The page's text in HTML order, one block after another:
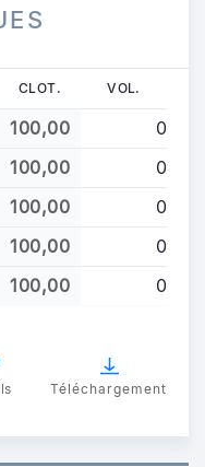
CLOT. VOL.
100,00
0
100,00
0
100,00
0
100,00
0
100,00 0
Téléchargement